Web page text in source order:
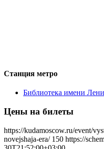
Станция метро
Библиотека имени
Цены на билеты
https://kudamoscow.ru/event/
novejshaja-era/ 150 https://